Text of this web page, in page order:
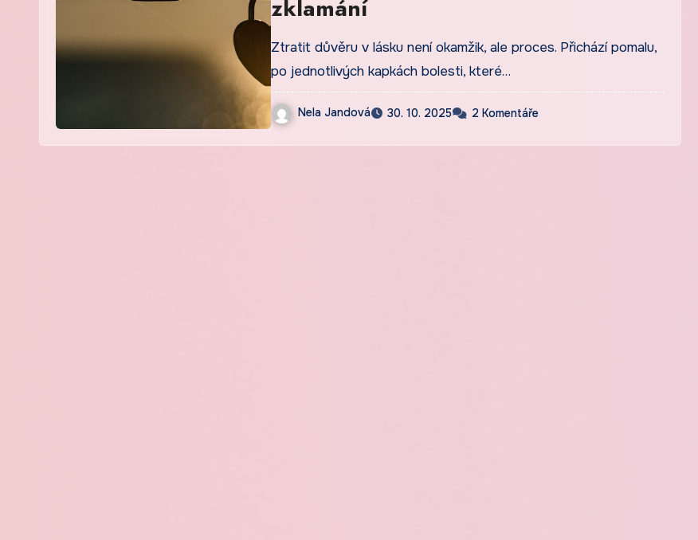
zklamání
Ztratit důvěru v lásku není okamžik, ale proces. Přichází pomalu,
po jednotlivých kapkách bolesti, které…
Nela Jandová 30. 10. 2025 2 Komentáře